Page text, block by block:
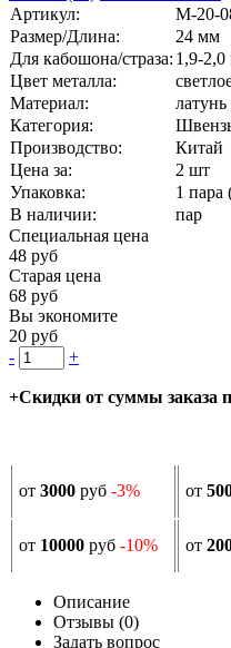
Артикул:
М-20-
Размер/Длина:
24 мм
Для кабошона/страза: 1,9-2,0
Цвет металла:
Материал:
латунь
Категория:
Производство:
Китай
Цена за:
2 шт
Упаковка:
1 пара
В наличии:
пар
Специальная цена
48 руб
Старая цена
68 руб
Вы экономите
20 руб
-
+
+Скидки от суммы заказа
от 3000 руб -3% от
от 10000 руб -10% от
Описание
Отзывы (0)
Задать вопрос